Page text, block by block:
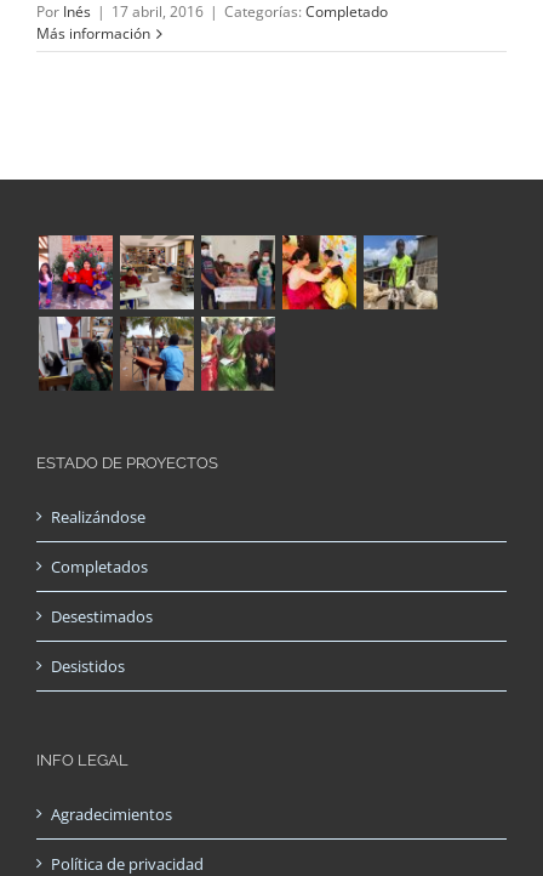
Por Inés | 17 abril, 2016 | Categorías: Completado
Más información
ESTADO DE PROYECTOS
Realizándose
Completados
Desestimados
Desistidos
INFO LEGAL
Agradecimientos
Política de privacidad